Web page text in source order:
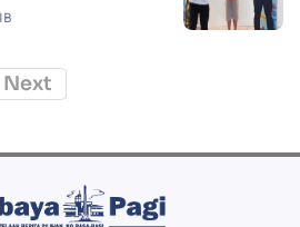
Next